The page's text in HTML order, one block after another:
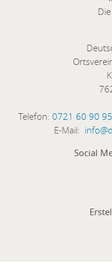
Telefon: 0721 60 90
E-Mail:
Social